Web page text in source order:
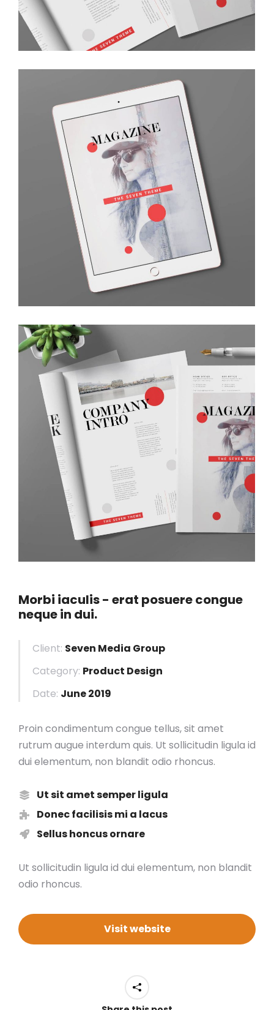
Morbi iaculis - erat posuere congue
neque in dui.
Client: Seven Media Group
Category: Product Design
Date: June 2019
Proin condimentum congue tellus, sit amet
rutrum augue interdum quis. Ut sollicitudin ligula id
dui elementum, non blandit odio rhoncus.
Ut sit amet semper ligula
Donec facilisis mi a lacus
Sellus honcus ornare
Ut sollicitudin ligula id dui elementum, non blandit
odio rhoncus.
Visit website